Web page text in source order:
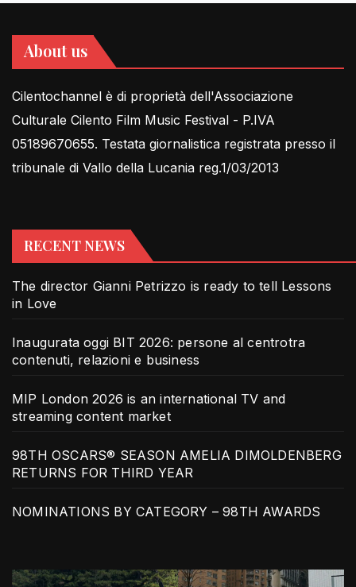
About us
Cilentochannel è di proprietà dell'Associazione
Culturale Cilento Film Music Festival - P.IVA
05189670655. Testata giornalistica registrata presso il
tribunale di Vallo della Lucania reg.1/03/2013
RECENT NEWS
The director Gianni Petrizzo is ready to tell Lessons
in Love
Inaugurata oggi BIT 2026: persone al centrotra
contenuti, relazioni e business
MIP London 2026 is an international TV and
streaming content market
98TH OSCARS® SEASON AMELIA DIMOLDENBERG
RETURNS FOR THIRD YEAR
NOMINATIONS BY CATEGORY – 98TH AWARDS